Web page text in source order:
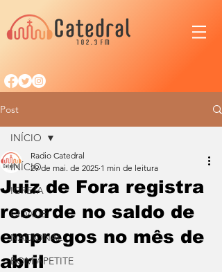
Post
INÍCIO
IGREJA
CIDADE
NACIONAL
BOM APETITE
INÍCIO
Juiz de Fora registra
recorde no saldo de
empregos no mês de
abril
Radio Catedral
29 de mai. de 2025 1 min de leitura